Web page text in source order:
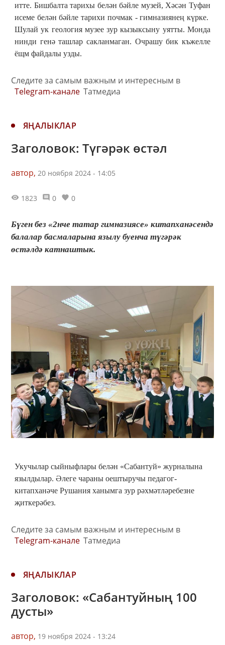
итте. Бишбалта тарихы белән бәйле музей, Хәсән Туфан
исеме белән бәйле тарихи почмак - гимназиянең күрке.
Шулай ук геология музее зур кызыксыну уятты. Монда
нинди генә ташлар сакланмаган. Очрашу бик къжелле
ёщм файдалы узды.
Следите за самым важным и интересным в
Telegram-канале Татмедиа
ЯҢАЛЫКЛАР
Заголовок: Түгәрәк өстәл
автор, 20 ноября 2024 - 14:05
1823 0 0
Бүген без «2нче татар гимназиясе» китапханәсендә
балалар басмаларына язылу буенча түгәрәк
өстәлдә катнаштык.
Укучылар сыйныфлары белән «Сабантуй» журналына
язылдылар. Әлеге чараны оештыручы педагог-
китапханәче Рушания ханымга зур рәхмәтләребезне
җиткерәбез.
Следите за самым важным и интересным в
Telegram-канале Татмедиа
ЯҢАЛЫКЛАР
Заголовок: «Сабантуйның 100
дусты»
автор, 19 ноября 2024 - 13:24